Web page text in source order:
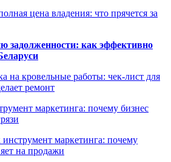
цена владения: что прячется за
задолженности: как эффективно
на кровельные работы: чек-лист для
ремонт
маркетинга: почему бизнес
маркетинга: почему
на продажи